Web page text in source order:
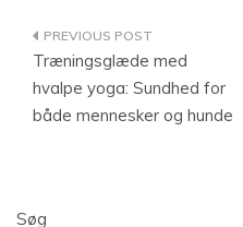
Træningsglæde med
hvalpe yoga: Sundhed for
både mennesker og hunde
Søg